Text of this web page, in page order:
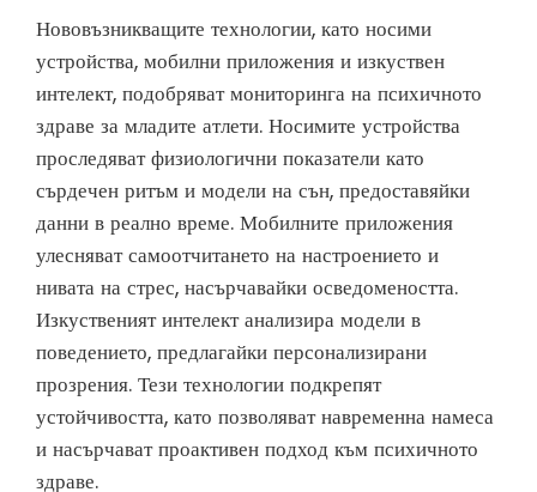
Нововъзникващите технологии, като носими
устройства, мобилни приложения и изкуствен
интелект, подобряват мониторинга на психичното
здраве за младите атлети. Носимите устройства
проследяват физиологични показатели като
сърдечен ритъм и модели на сън, предоставяйки
данни в реално време. Мобилните приложения
улесняват самоотчитането на настроението и
нивата на стрес, насърчавайки осведомеността.
Изкуственият интелект анализира модели в
поведението, предлагайки персонализирани
прозрения. Тези технологии подкрепят
устойчивостта, като позволяват навременна намеса
и насърчават проактивен подход към психичното
здраве.